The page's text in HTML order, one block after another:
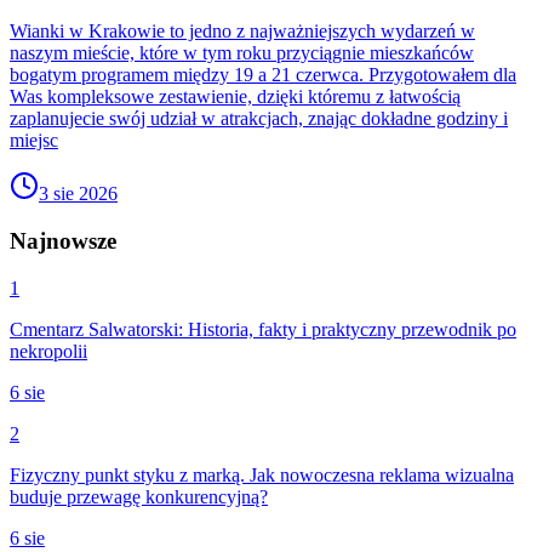
Wianki w Krakowie to jedno z najważniejszych wydarzeń w
naszym mieście, które w tym roku przyciągnie mieszkańców
bogatym programem między 19 a 21 czerwca. Przygotowałem dla
Was kompleksowe zestawienie, dzięki któremu z łatwością
zaplanujecie swój udział w atrakcjach, znając dokładne godziny i
miejsc
3 sie 2026
Najnowsze
1
Cmentarz Salwatorski: Historia, fakty i praktyczny przewodnik po
nekropolii
6 sie
2
Fizyczny punkt styku z marką. Jak nowoczesna reklama wizualna
buduje przewagę konkurencyjną?
6 sie